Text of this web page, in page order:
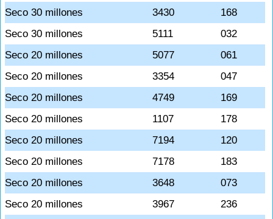
Seco 30 millones
3430
168
Seco 30 millones
5111
032
Seco 20 millones
5077
061
Seco 20 millones
3354
047
Seco 20 millones
4749
169
Seco 20 millones
1107
178
Seco 20 millones
7194
120
Seco 20 millones
7178
183
Seco 20 millones
3648
073
Seco 20 millones
3967
236